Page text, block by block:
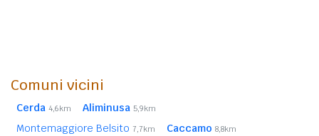
Comuni vicini
Cerda 4,6km Aliminusa 5,9km
Montemaggiore Belsito 7,7km Caccamo 8,8km